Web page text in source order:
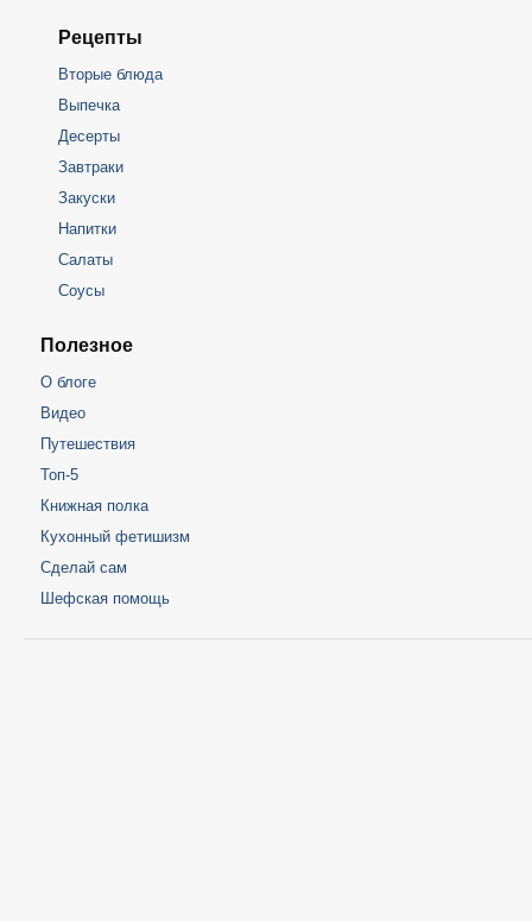
Рецепты
Вторые блюда
Выпечка
Десерты
Завтраки
Закуски
Напитки
Салаты
Соусы
Полезное
О блоге
Видео
Путешествия
Топ-5
Книжная полка
Кухонный фетишизм
Сделай сам
Шефская помощь